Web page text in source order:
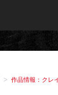
作品情報：クレ